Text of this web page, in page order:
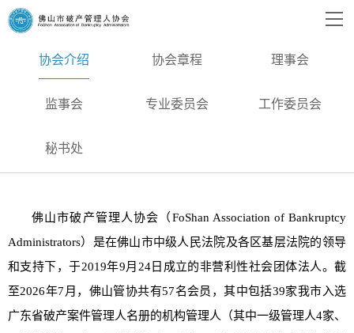
协会介绍 协会章程 理事会
监事会 专业委员会 工作委员会
秘书处
佛山市破产管理人协会（FoShan Association of Bankruptcy
Administrators）是在佛山市中级人民法院及各区基层法院的领导
和支持下，于2019年9月24日成立的非营利性社会团体法人。截
至2026年7月，佛山管协共有57名会员，其中包括39家我市入选
广东省破产案件管理人名册的机构管理人（其中一级管理人4家、